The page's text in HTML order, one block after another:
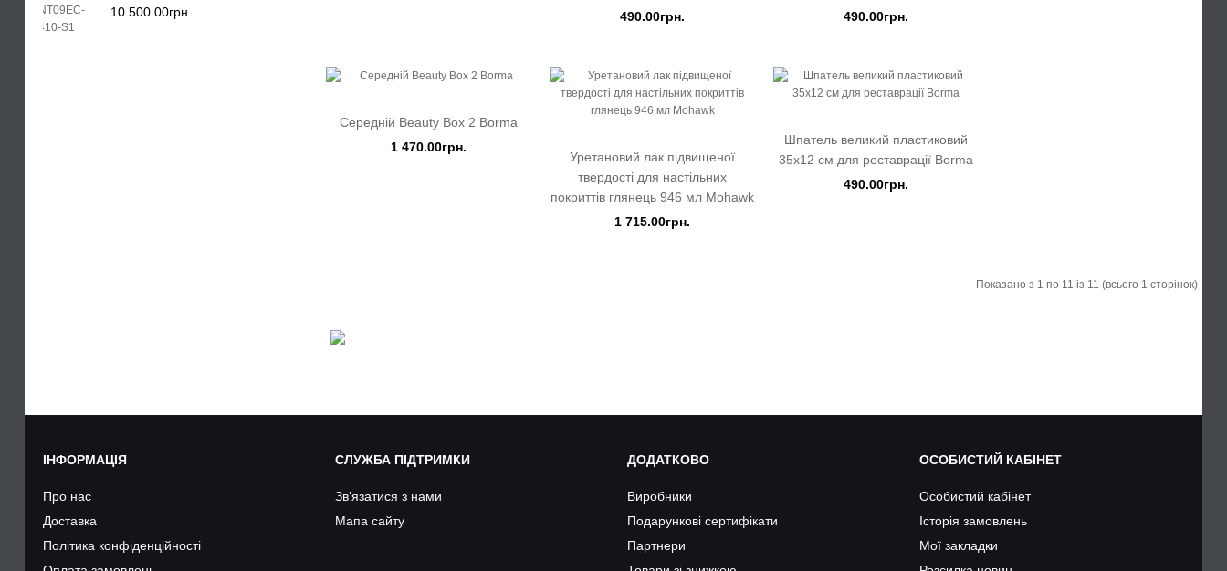
10 500.00грн.
490.00грн.
490.00грн.
Середній Beauty Box 2 Borma
1 470.00грн.
Уретановий лак підвищеної
твердості для настільних
покриттів глянець 946 мл Mohawk
1 715.00грн.
Шпатель великий пластиковий
35х12 см для реставрації Borma
490.00грн.
Показано з 1 по 11 із 11 (всього 1 сторінок)
ІНФОРМАЦІЯ
Про нас
Доставка
Політика конфіденційності
СЛУЖБА ПІДТРИМКИ
Зв’язатися з нами
Мапа сайту
ДОДАТКОВО
Виробники
Подарункові сертифікати
Партнери
ОСОБИСТИЙ КАБІНЕТ
Особистий кабінет
Історія замовлень
Мої закладки